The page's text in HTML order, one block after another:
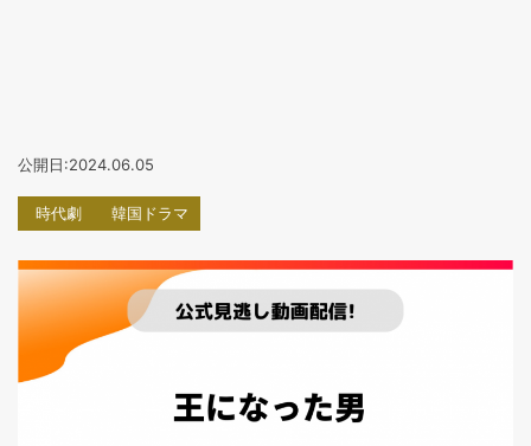
公開日:2024.06.05
時代劇 韓国ドラマ